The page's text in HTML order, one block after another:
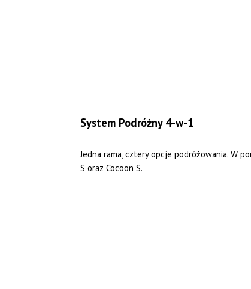
System Podróżny 4-w-1
Jedna rama, cztery opcje podróżowania. W
S oraz Cocoon S.